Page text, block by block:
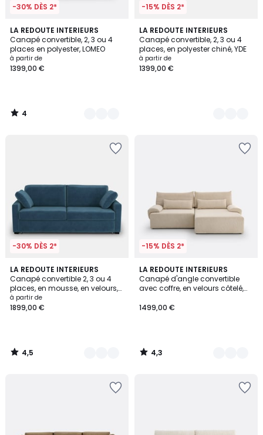
-30% DÈS 2*
LA REDOUTE INTERIEURS
Canapé convertible, 2, 3 ou 4
places en polyester, LOMEO
à partir de
1399,00 €
4
/
5
6
Couleurs
4
/
-15% DÈS 2*
LA REDOUTE INTERIEURS
Canapé convertible, 2, 3 ou 4
places, en polyester chiné, YDE
à partir de
1399,00 €
5
Couleurs
-30% DÈS 2*
LA REDOUTE INTERIEURS
Canapé convertible 2, 3 ou 4
places, en mousse, en velours,
TIMOR
à partir de
1899,00 €
4,5
/ 5
7
Couleurs
4,5
/
-15% DÈS 2*
LA REDOUTE INTERIEURS
Canapé d'angle convertible
avec coffre, en velours côtelé,
1499,00 €
4,3
/ 5
7
Couleurs
4,3
/